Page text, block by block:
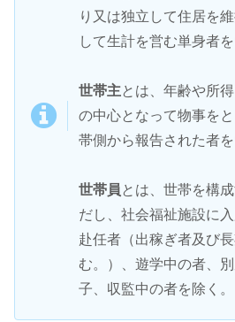
り又は独立して住居を
して生計を営む単身者を
世帯主とは、年齢や所
の中心となって物事を
帯側から報告された者を
世帯員 とは、世帯を構
だし、社会福祉施設に
赴任者（出稼ぎ者及び
む。）、遊学中の者、
子、収監中の者を除く。